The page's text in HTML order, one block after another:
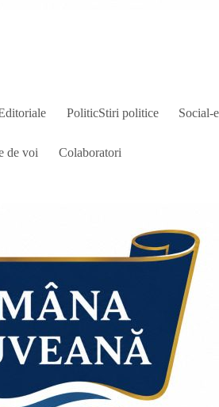
PoliticStiri politice Social-
de voi Colaboratori